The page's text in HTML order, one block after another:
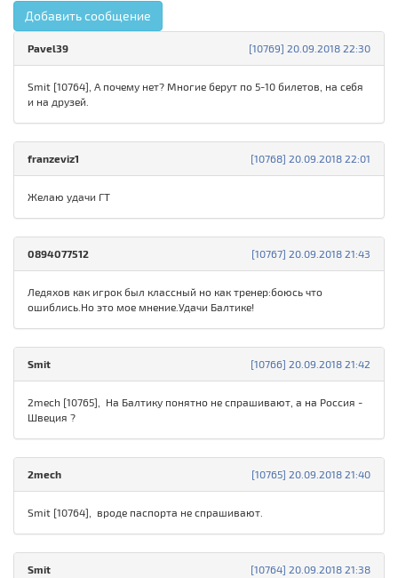
Добавить сообщение
[10769] 20.09.2018 22:30
Pavel39
Smit [10764], А почему нет? Многие берут по 5-10 билетов, на себя
и на друзей.
[10768] 20.09.2018 22:01
franzeviz1
Желаю удачи ГТ
[10767] 20.09.2018 21:43
0894077512
Ледяхов как игрок был классный но как тренер:боюсь что
ошиблись.Но это мое мнение.Удачи Балтике!
[10766] 20.09.2018 21:42
Smit
2mech [10765], На Балтику понятно не спрашивают, а на Россия -
Швеция ?
[10765] 20.09.2018 21:40
2mech
Smit [10764], вроде паспорта не спрашивают.
[10764] 20.09.2018 21:38
Smit